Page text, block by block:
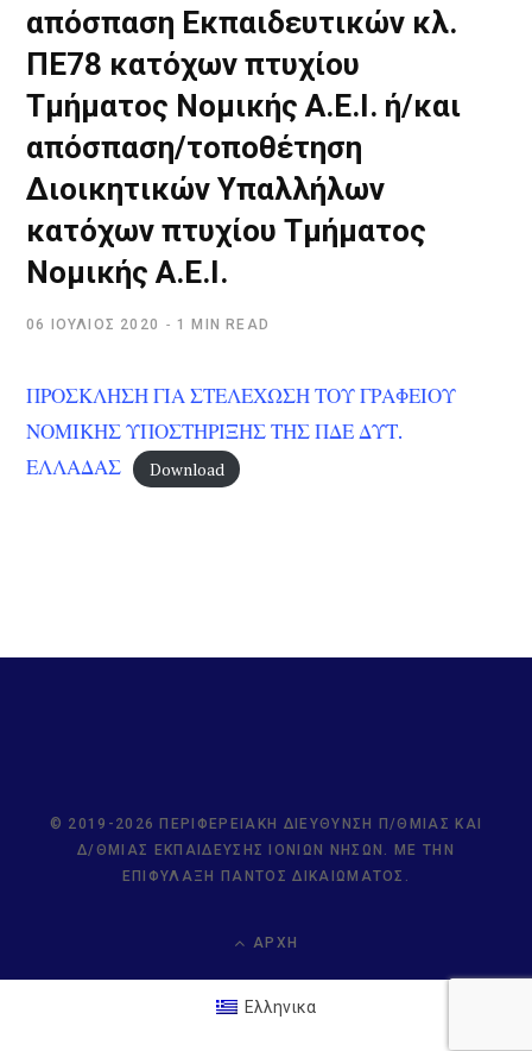
απόσπαση Εκπαιδευτικών κλ.
ΠΕ78 κατόχων πτυχίου
Τμήματος Νομικής Α.Ε.Ι. ή/και
απόσπαση/τοποθέτηση
Διοικητικών Υπαλλήλων
κατόχων πτυχίου Τμήματος
Νομικής Α.Ε.Ι.
06 ΙΟΎΛΙΟΣ 2020 1 MIN READ
ΠΡΟΣΚΛΗΣΗ ΓΙΑ ΣΤΕΛΕΧΩΣΗ ΤΟΥ ΓΡΑΦΕΙΟΥ
ΝΟΜΙΚΗΣ ΥΠΟΣΤΗΡΙΞΗΣ ΤΗΣ ΠΔΕ ΔΥΤ.
ΕΛΛΑΔΑΣ
Download
© 2019-2026 ΠΕΡΙΦΕΡΕΙΑΚΉ ΔΙΕΎΘΥΝΣΗ Π/ΘΜΙΑΣ ΚΑΙ
Δ/ΘΜΙΑΣ ΕΚΠΑΊΔΕΥΣΗΣ ΙΟΝΊΩΝ ΝΉΣΩΝ. ΜΕ ΤΗΝ
ΕΠΙΦΎΛΑΞΗ ΠΑΝΤΌΣ ΔΙΚΑΙΏΜΑΤΟΣ.
ΑΡΧΉ
Ελληνικα